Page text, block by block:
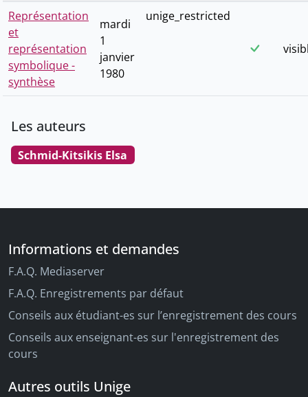
Représentation
et
représentation
symbolique -
synthèse
mardi
1
janvier
1980
unige_restricted
Les auteurs
Schmid-Kitsikis Elsa
Informations et demandes
F.A.Q. Mediaserver
F.A.Q. Enregistrements par défaut
Conseils aux étudiant-es sur l’enregistrement des cours
Conseils aux enseignant-es sur l'enregistrement des
cours
Autres outils Unige